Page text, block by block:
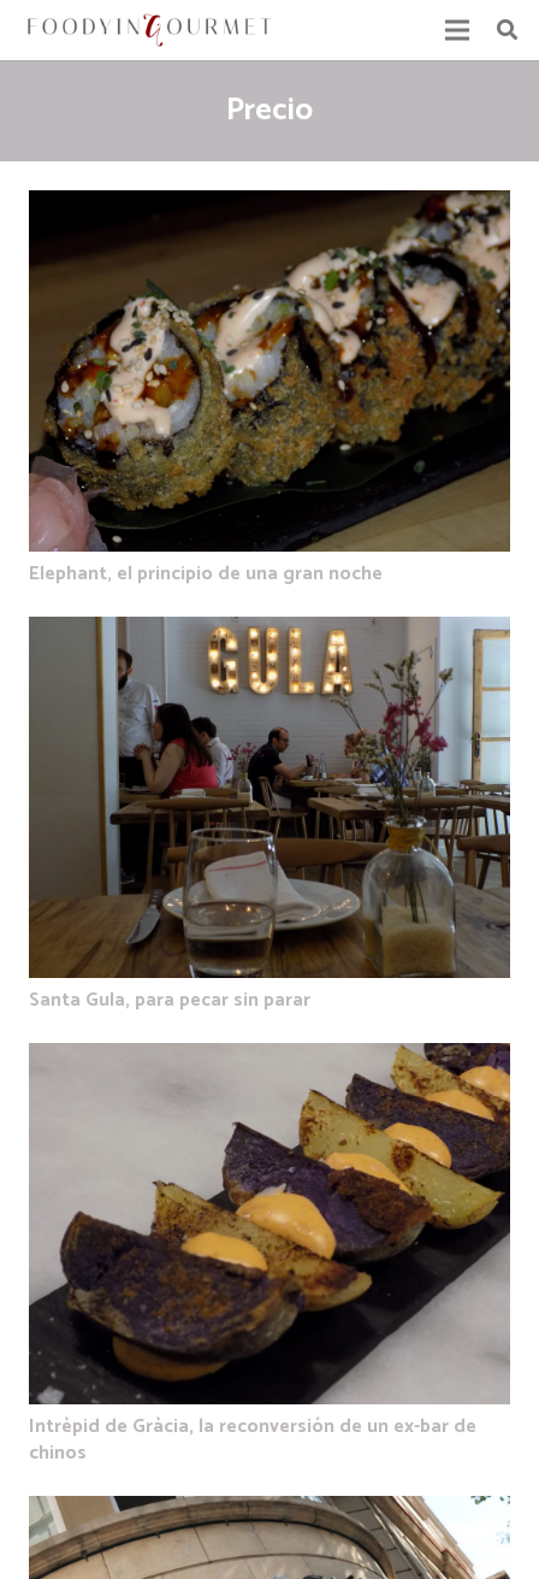
Precio
Elephant, el principio de una gran noche
Santa Gula, para pecar sin parar
Intrèpid de Gràcia, la reconversión de un ex-bar de
chinos